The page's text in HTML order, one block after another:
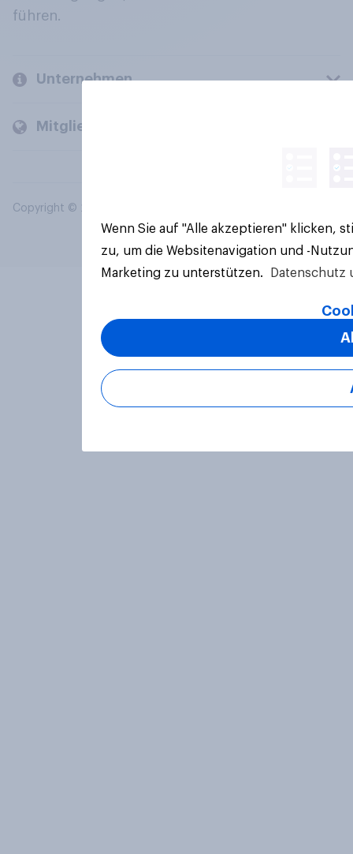
führen.
Unternehmen
Mitglieder und Kunden
Copyright © 2026 YouGov PLC. Alle Rechte vorbehalten.
Wenn Sie auf "Alle akzeptieren" klicken,
zu, um die Websitenavigation und -
Marketing zu unterstützen.
Datenschutz